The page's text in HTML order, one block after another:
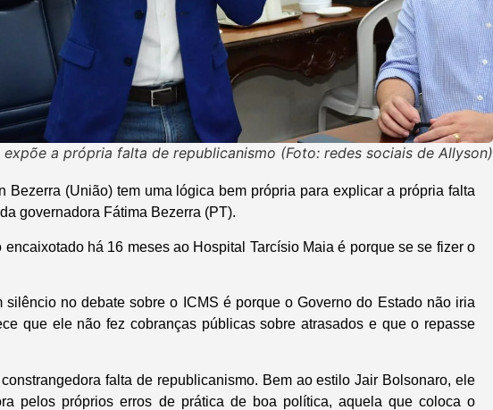
a própria falta de republicanismo (Foto: redes sociais de Allyson)
Bezerra (União) tem uma lógica bem própria para explicar a própria falta
governadora Fátima Bezerra (PT).
encaixotado há 16 meses ao Hospital Tarcísio Maia é porque se se fizer o
silêncio no debate sobre o ICMS é porque o Governo do Estado não iria
que ele não fez cobranças públicas sobre atrasados e que o repasse
falta de republicanismo. Bem ao estilo Jair Bolsonaro, ele
pelos próprios erros de prática de boa política, aquela que coloca o